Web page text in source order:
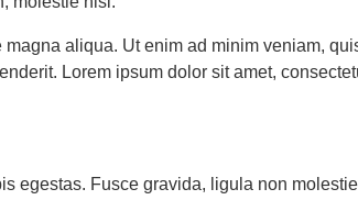
aliqua. Ut enim ad minim veniam,
Lorem ipsum dolor sit amet,
egestas. Fusce gravida, ligula non molestie